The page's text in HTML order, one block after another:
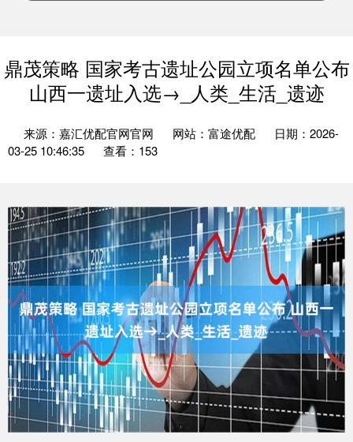
鼎茂策略 国家考古遗址公园立项名单公布
山西一遗址入选→_人类_生活_遗迹
来源：嘉汇优配官网官网 网站：富途优配
日期：2026-
03-25 10:46:35
查看：153